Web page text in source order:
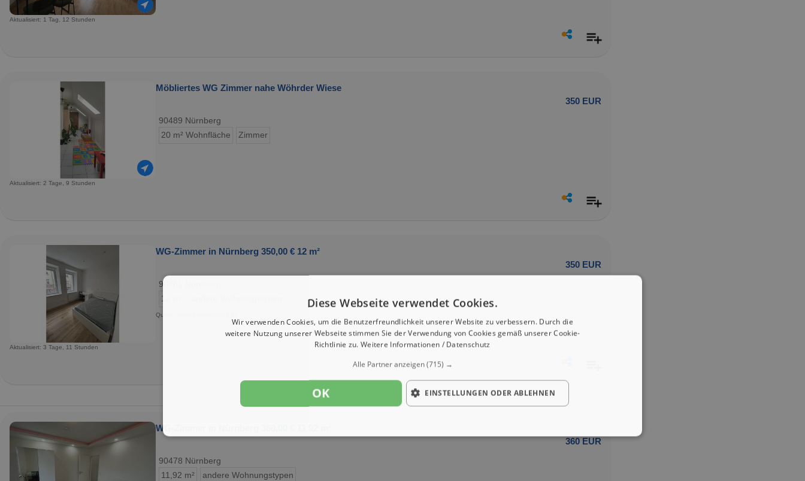
Aktualisiert: 1 Tag, 12 Stunden
Möbliertes WG Zimmer nahe Wöhrder Wiese
350 EUR
90489 Nürnberg
20 m² Wohnfläche
Zimmer
Aktualisiert: 2 Tage, 9 Stunden
WG-Zimmer in Nürnberg 350,00 € 12 m²
350 EUR
90461 Nürnberg
12 m²
Quelle: Immobilienscout24.de
Aktualisiert: 3 Tage, 11 Stunden
WG-Zimmer in Nürnberg 360,00 € 11.92 m²
360 EUR
90478 Nürnberg
11,92 m²
andere Wohnungstypen
Diese Webseite verwendet Cookies.
Wir verwenden Cookies, um die Benutzerfreundlichkeit unserer Website zu verbessern. Durch die
weitere Nutzung unserer Webseite stimmen Sie der Verwendung von Cookies gemäß unserer Cookie-
Richtlinie zu. Weitere Informationen / Datenschutz
Alle Partner anzeigen(715) →
OK EINSTELLUNGEN ODER ABLEHNEN